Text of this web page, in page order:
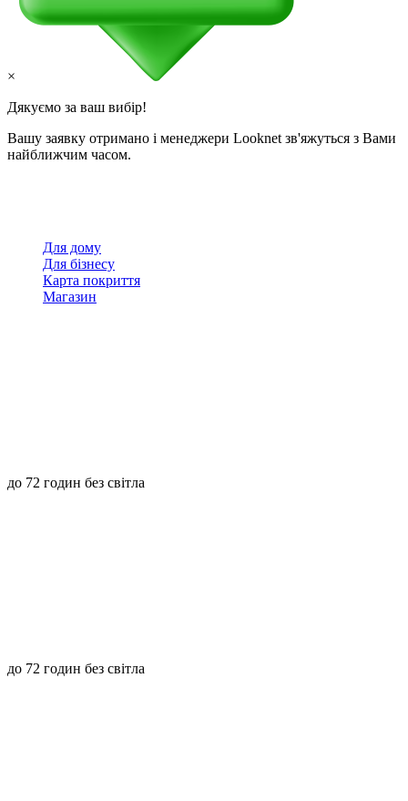
×
Дякуємо за ваш вибір!
Вашу заявку отримано і менеджери Looknet зв'яжуться з Вами
найближчим часом.
Для дому
Для бізнесу
Карта покриття
Магазин
до 72 годин без світла
до 72 годин без світла